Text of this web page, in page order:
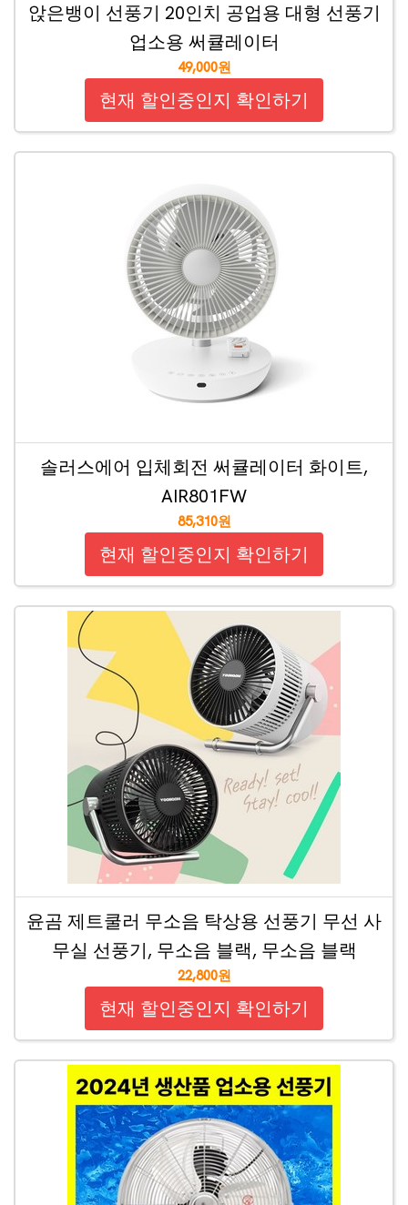
앉은뱅이 선풍기 20인치 공업용 대형 선풍기
업소용 써큘레이터
49,000원
현재 할인중인지 확인하기
솔러스에어 입체회전 써큘레이터 화이트,
AIR801FW
85,310원
현재 할인중인지 확인하기
윤곰 제트쿨러 무소음 탁상용 선풍기 무선 사
무실 선풍기, 무소음 블랙, 무소음 블랙
22,800원
현재 할인중인지 확인하기